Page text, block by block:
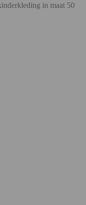
in maat 50